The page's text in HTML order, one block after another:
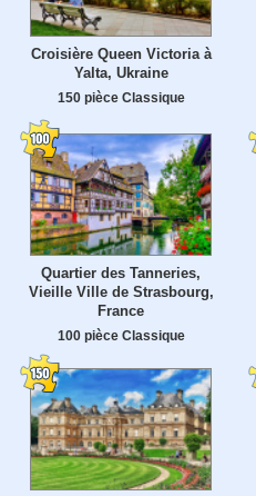
Croisière Queen Victoria à
Yalta, Ukraine
150 pièce Classique
Quartier des Tanneries,
Vieille Ville de Strasbourg,
France
100 pièce Classique